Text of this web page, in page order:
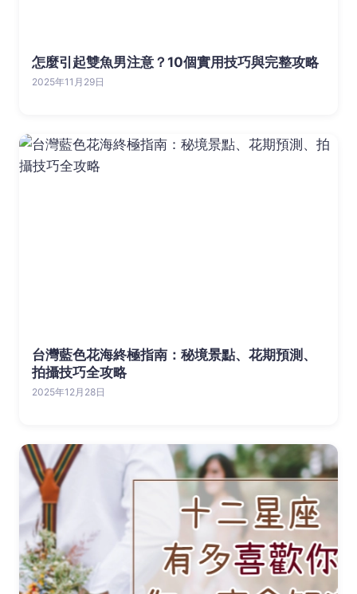
怎麼引起雙魚男注意？10個實用技巧與完整攻略
2025年11月29日
台灣藍色花海終極指南：秘境景點、花期預測、
拍攝技巧全攻略
2025年12月28日